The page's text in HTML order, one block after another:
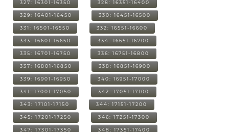
327: 16301-16350 328: 16351-16400
329: 16401-16450 330: 16451-16500
331: 16501-16550 332: 16551-16600
333: 16601-16650 334: 16651-16700
335: 16701-16750 336: 16751-16800
337: 16801-16850 338: 16851-16900
339: 16901-16950 340: 16951-17000
341: 17001-17050 342: 17051-17100
343: 17101-17150 344: 17151-17200
345: 17201-17250 346: 17251-17300
347: 17301-17350 348: 17351-17400